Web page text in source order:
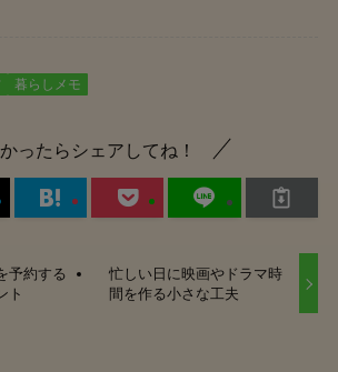
暮らしメモ
ったらシェアしてね！
予約する
ト
忙しい日に映画やドラマ時
間を作る小さな工夫